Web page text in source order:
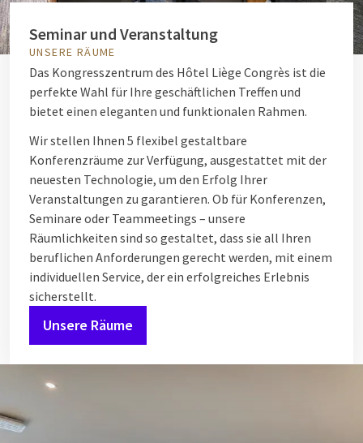
Seminar und Veranstaltung
UNSERE RÄUME
Das Kongresszentrum des Hôtel Liège Congrès ist die
perfekte Wahl für Ihre geschäftlichen Treffen und
bietet einen eleganten und funktionalen Rahmen.
Wir stellen Ihnen 5 flexibel gestaltbare
Konferenzräume zur Verfügung, ausgestattet mit der
neuesten Technologie, um den Erfolg Ihrer
Veranstaltungen zu garantieren. Ob für Konferenzen,
Seminare oder Teammeetings – unsere
Räumlichkeiten sind so gestaltet, dass sie all Ihren
beruflichen Anforderungen gerecht werden, mit einem
individuellen Service, der ein erfolgreiches Erlebnis
sicherstellt.
Unsere Räume